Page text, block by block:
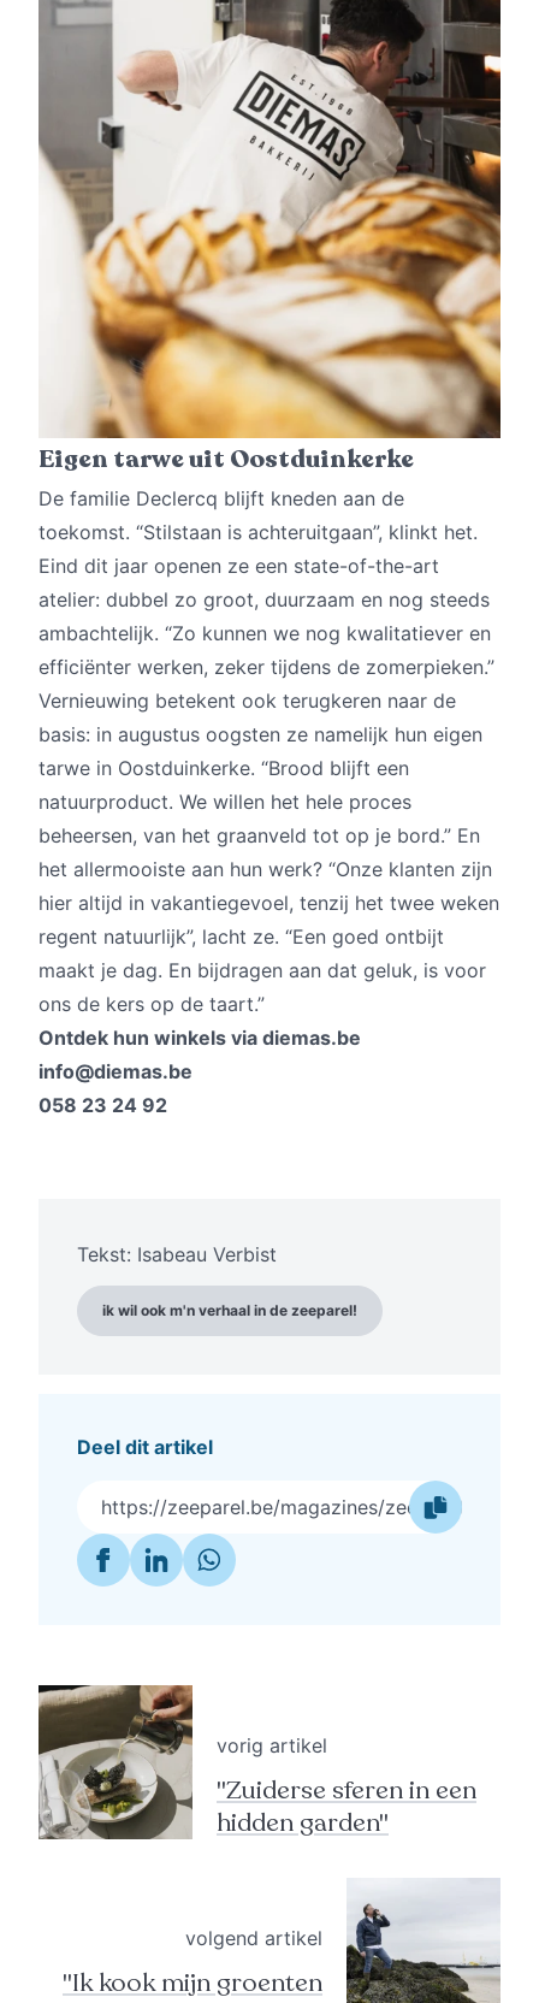
Eigen tarwe uit Oostduinkerke
De familie Declercq blijft kneden aan de
toekomst. “Stilstaan is achteruitgaan”, klinkt het.
Eind dit jaar openen ze een state-of-the-art
atelier: dubbel zo groot, duurzaam en nog steeds
ambachtelijk. “Zo kunnen we nog kwalitatiever en
efficiënter werken, zeker tijdens de zomerpieken.”
Vernieuwing betekent ook terugkeren naar de
basis: in augustus oogsten ze namelijk hun eigen
tarwe in Oostduinkerke. “Brood blijft een
natuurproduct. We willen het hele proces
beheersen, van het graanveld tot op je bord.” En
het allermooiste aan hun werk? “Onze klanten zijn
hier altijd in vakantiegevoel, tenzij het twee weken
regent natuurlijk”, lacht ze. “Een goed ontbijt
maakt je dag. En bijdragen aan dat geluk, is voor
ons de kers op de taart.”
Ontdek hun winkels via diemas.be
info@diemas.be
058 23 24 92
Tekst: Isabeau Verbist
ik wil ook m'n verhaal in de zeeparel!
Deel dit artikel
https://zeeparel.be/magazines/zeeparel-
vorig artikel
"Zuiderse sferen in een
hidden garden"
volgend artikel
"Ik kook mijn groenten